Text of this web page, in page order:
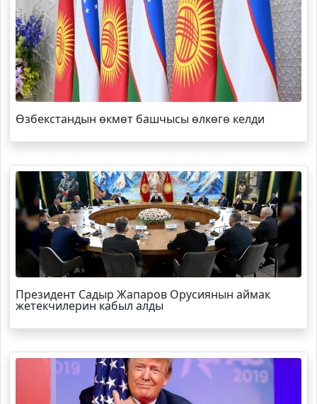
Өзбекстандын өкмөт башчысы өлкөгө келди
Президент Садыр Жапаров Орусиянын аймак
жетекчилерин кабыл алды